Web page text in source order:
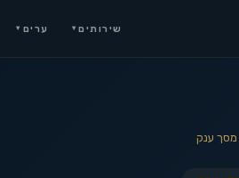
שירותים ▾ ערים ▾
מסך ענק